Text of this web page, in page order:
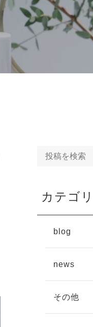
− その他
カテゴ
blog
news
その他